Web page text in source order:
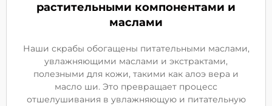
растительными компонентами и
маслами
Наши скрабы обогащены питательными маслами,
увлажняющими маслами и экстрактами,
полезными для кожи, такими как алоэ вера и
масло ши. Это превращает процесс
отшелушивания в увлажняющую и питательную